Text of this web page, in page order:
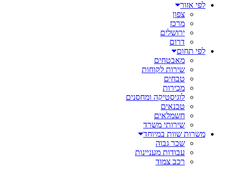
לפי אזור
צפון
מרכז
ירושלים
דרום
לפי תחום
מאבטחים
שירות לקוחות
טבחים
מכירות
לוגיסטיקה ומחסנים
טכנאים
חשמלאים
שירותי משרד
משרות שוות במיוחד
שכר גבוה
עבודות מעניינות
רכב צמוד